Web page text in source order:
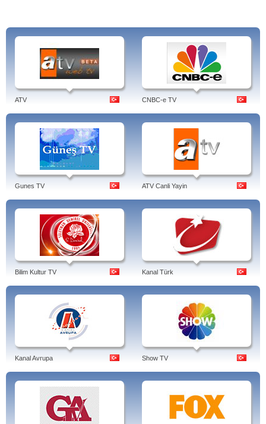
ATV CNBC-e TV
Gunes TV ATV Canli Yayin
Bilim Kultur TV Kanal Türk
Kanal Avrupa Show TV